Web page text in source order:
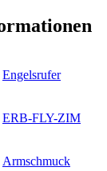
Engelsrufer
ERB-FLY-ZIM
Armschmuck